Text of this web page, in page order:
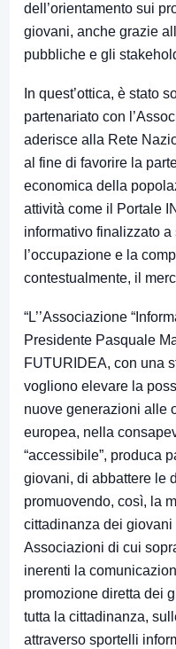
dell’orientamento sui
giovani, anche grazie
pubbliche e gli
In quest’ottica, è stato
partenariato con
aderisce alla Rete
al fine di favorire la
economica della
attività come il Portale
informativo finalizzato
l’occupazione e la
contestualmente, il
“L’’Associazione
Presidente Pasquale
FUTURIDEA, con una
vogliono elevare la
nuove generazioni alle
europea, nella
“accessibile”, produca
giovani, di abbattere le
promuovendo, così, la
cittadinanza dei
Associazioni di cui
inerenti la
promozione diretta dei
tutta la cittadinanza,
attraverso sportelli